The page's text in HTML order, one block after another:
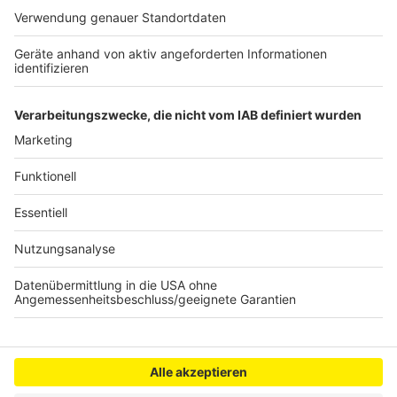
persönlicher Wochenrückblick - so privat wie noch nie,
so lustig wie immer.
Anzeige
Anzeige